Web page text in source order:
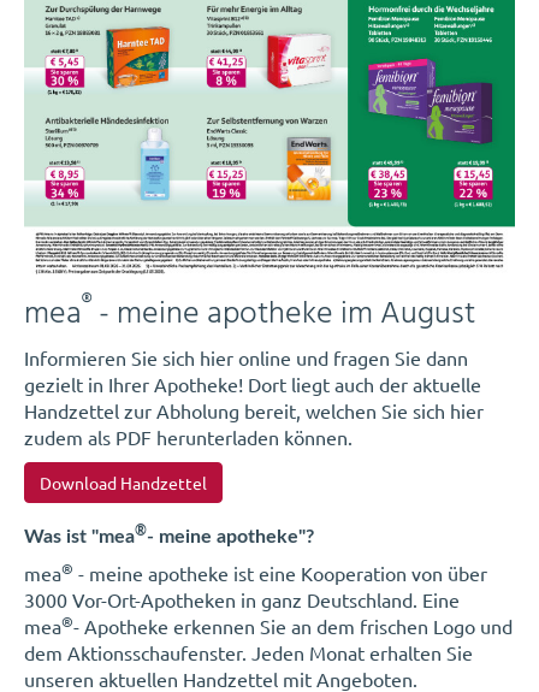
mea® - meine apotheke im August
Informieren Sie sich hier online und fragen Sie dann
gezielt in Ihrer Apotheke! Dort liegt auch der aktuelle
Handzettel zur Abholung bereit, welchen Sie sich hier
zudem als PDF herunterladen können.
Download Handzettel
Was ist "mea®- meine apotheke"?
mea® - meine apotheke ist eine Kooperation von über
3000 Vor-Ort-Apotheken in ganz Deutschland. Eine
mea®- Apotheke erkennen Sie an dem frischen Logo und
dem Aktionsschaufenster. Jeden Monat erhalten Sie
unseren aktuellen Handzettel mit Angeboten.